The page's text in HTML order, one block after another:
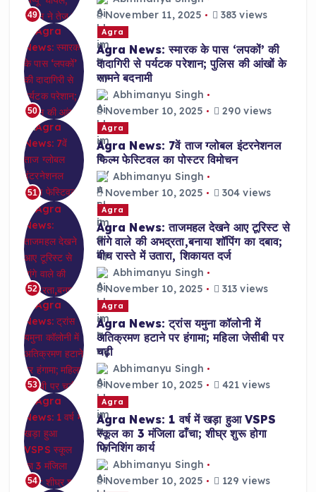
49
November 11, 2025
383 views
50
Agra
Agra News: स्मारक के पास ‘लपकों’ की
दादागिरी से पर्यटक परेशान; पुलिस की आंखों के
सामने बदनामी
Abhimanyu Singh
November 10, 2025
290 views
51
Agra
Agra News: 7वें ताज ग्लोबल इंटरनेशनल
फिल्म फेस्टिवल का पोस्टर विमोचन
Abhimanyu Singh
November 10, 2025
304 views
52
Agra
Agra News: ताजमहल देखने आए टूरिस्ट से
तांगे वाले की अभद्रता,बनाया शॉपिंग का दबाव;
बीच रास्ते में उतारा, शिकायत दर्ज
Abhimanyu Singh
November 10, 2025
313 views
53
Agra
Agra News: ट्रांस यमुना कॉलोनी में
अतिक्रमण हटाने पर हंगामा; महिला जेसीबी पर
चढ़ी
Abhimanyu Singh
November 10, 2025
421 views
54
Agra
Agra News: 1 वर्ष में खड़ा हुआ VSPS
स्कूल का 3 मंजिला ढाँचा; शीघ्र शुरू होगा
फिनिशिंग कार्य
Abhimanyu Singh
November 10, 2025
129 views